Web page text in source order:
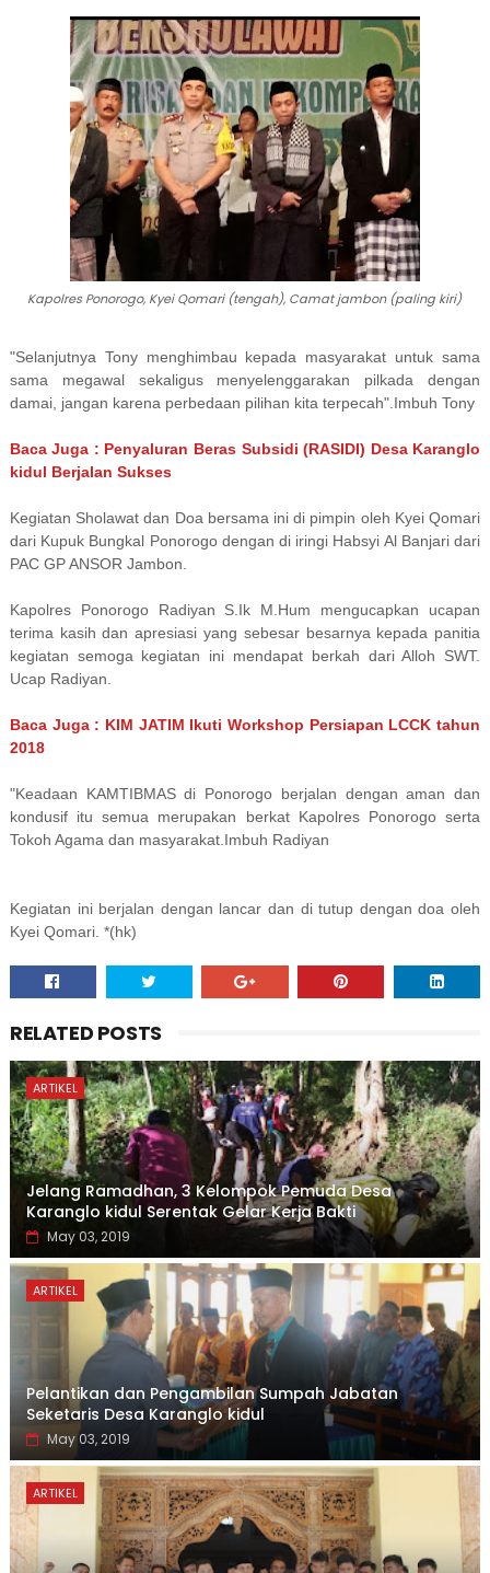
Kapolres Ponorogo, Kyei Qomari (tengah), Camat jambon (paling kiri)
"Selanjutnya Tony menghimbau kepada masyarakat untuk sama
sama megawal sekaligus menyelenggarakan pilkada dengan
damai, jangan karena perbedaan pilihan kita terpecah".Imbuh Tony
Baca Juga : Penyaluran Beras Subsidi (RASIDI) Desa Karanglo
kidul Berjalan Sukses
Kegiatan Sholawat dan Doa bersama ini di pimpin oleh Kyei Qomari
dari Kupuk Bungkal Ponorogo dengan di iringi Habsyi Al Banjari dari
PAC GP ANSOR Jambon.
Kapolres Ponorogo Radiyan S.Ik M.Hum mengucapkan ucapan
terima kasih dan apresiasi yang sebesar besarnya kepada panitia
kegiatan semoga kegiatan ini mendapat berkah dari Alloh SWT.
Ucap Radiyan.
Baca Juga : KIM JATIM Ikuti Workshop Persiapan LCCK tahun
2018
"Keadaan KAMTIBMAS di Ponorogo berjalan dengan aman dan
kondusif itu semua merupakan berkat Kapolres Ponorogo serta
Tokoh Agama dan masyarakat.Imbuh Radiyan
Kegiatan ini berjalan dengan lancar dan di tutup dengan doa oleh
Kyei Qomari. *(hk)
RELATED POSTS
ARTIKEL
Jelang Ramadhan, 3 Kelompok Pemuda Desa
Karanglo kidul Serentak Gelar Kerja Bakti
May 03, 2019
ARTIKEL
Pelantikan dan Pengambilan Sumpah Jabatan
Seketaris Desa Karanglo kidul
May 03, 2019
ARTIKEL